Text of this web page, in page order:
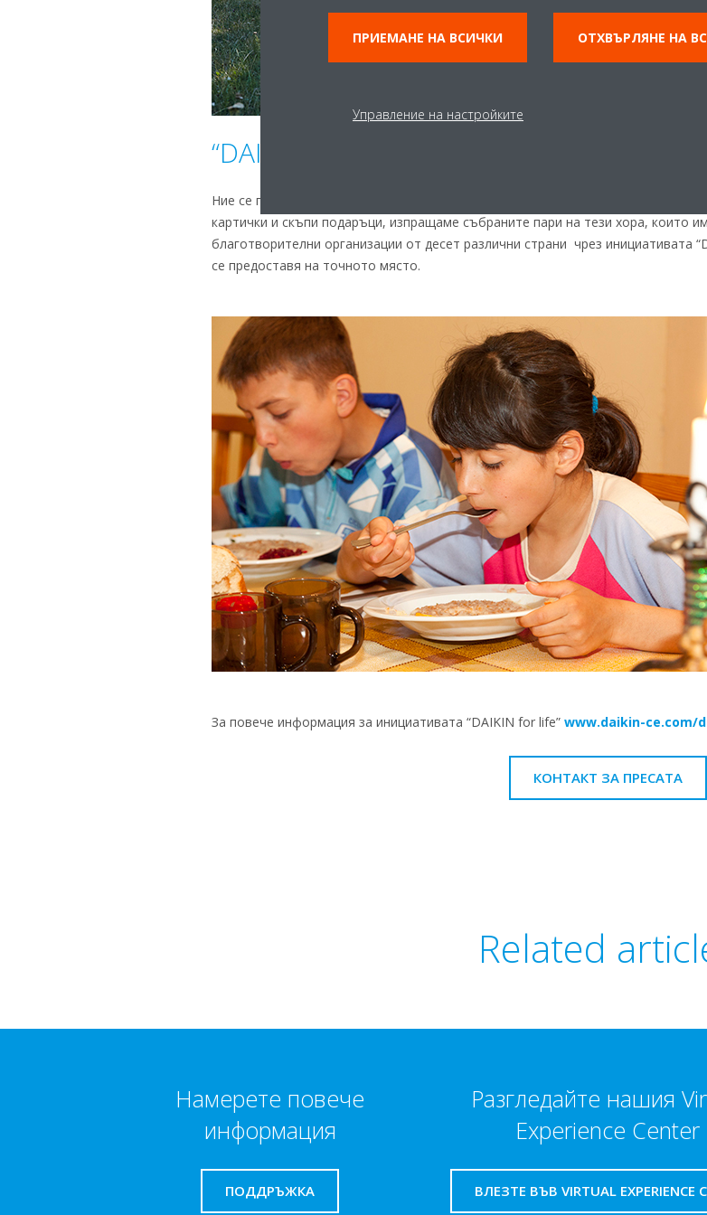
“DAIKIN for life”
Ние се грижим за хората. Мислим за техните нужди. Правим смислени неща.
картички и скъпи подаръци, изпращаме събраните пари на тези хора, които
благотворителни организации от десет различни страни чрез инициативата
се предоставя на точното място.
За повече информация за инициативата “DAIKIN for life” www.daikin-ce.com/
КОНТАКТ ЗА ПРЕСАТА
Related
Намерете повече
информация
ПОДДРЪЖКА
Разгледайте нашия
Experience Center
ВЛЕЗТЕ ВЪВ VIRTUAL EXPERIENCE
ПРИЕМАНЕ НА ВСИЧКИ ОТХВЪРЛЯНЕ НА
Управление на настройките